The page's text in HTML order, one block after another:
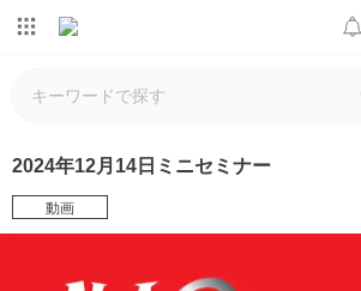
2024年12月14日ミニセミナー
動画